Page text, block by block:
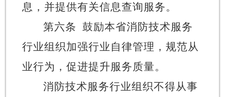
息，并提供有关信息查询服务。
第六条 鼓励本省消防技术服务
行业组织加强行业自律管理，规范从
业行为，促进提升服务质量。
消防技术服务行业组织不得从事